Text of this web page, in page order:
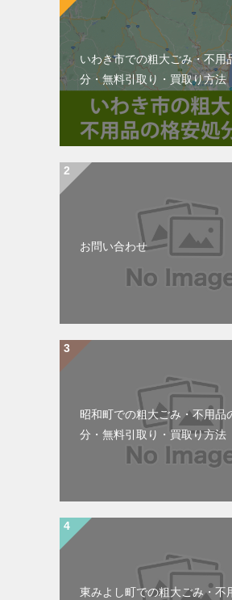
いわき市での粗大ごみ・不用
分・無料引取り・買取り方法
お問い合わせ
昭和町での粗大ごみ・不用品
分・無料引取り・買取り方法
東みよし町での粗大ごみ・不